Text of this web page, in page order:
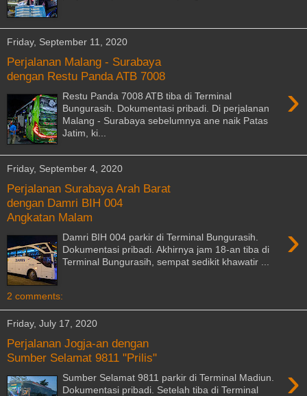
Friday, September 11, 2020
Perjalanan Malang - Surabaya
dengan Restu Panda ATB 7008
›
Restu Panda 7008 ATB tiba di Terminal
Bungurasih. Dokumentasi pribadi. Di perjalanan
Malang - Surabaya sebelumnya ane naik Patas
Jatim, ki...
Friday, September 4, 2020
Perjalanan Surabaya Arah Barat
dengan Damri BIH 004
Angkatan Malam
›
Damri BIH 004 parkir di Terminal Bungurasih.
Dokumentasi pribadi. Akhirnya jam 18-an tiba di
Terminal Bungurasih, sempat sedikit khawatir ...
2 comments:
Friday, July 17, 2020
Perjalanan Jogja-an dengan
Sumber Selamat 9811 "Prilis"
›
Sumber Selamat 9811 parkir di Terminal Madiun.
Dokumentasi pribadi. Setelah tiba di Terminal